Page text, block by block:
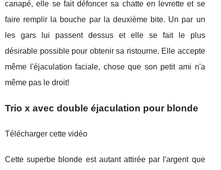
canapé, elle se fait défoncer sa chatte en levrette et se
faire remplir la bouche par la deuxième bite. Un par un
les gars lui passent dessus et elle se fait le plus
désirable possible pour obtenir sa ristourne. Elle accepte
même l'éjaculation faciale, chose que son petit ami n'a
même pas le droit!
Trio x avec double éjaculation pour blonde
Télécharger cette vidéo
Cette superbe blonde est autant attirée par l'argent que